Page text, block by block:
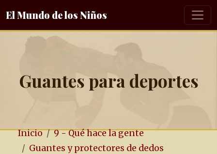
El Mundo de los Niños
Guantes para deportes
Inicio
9 - Qué hace la gente
Guantes y protectores de dedos